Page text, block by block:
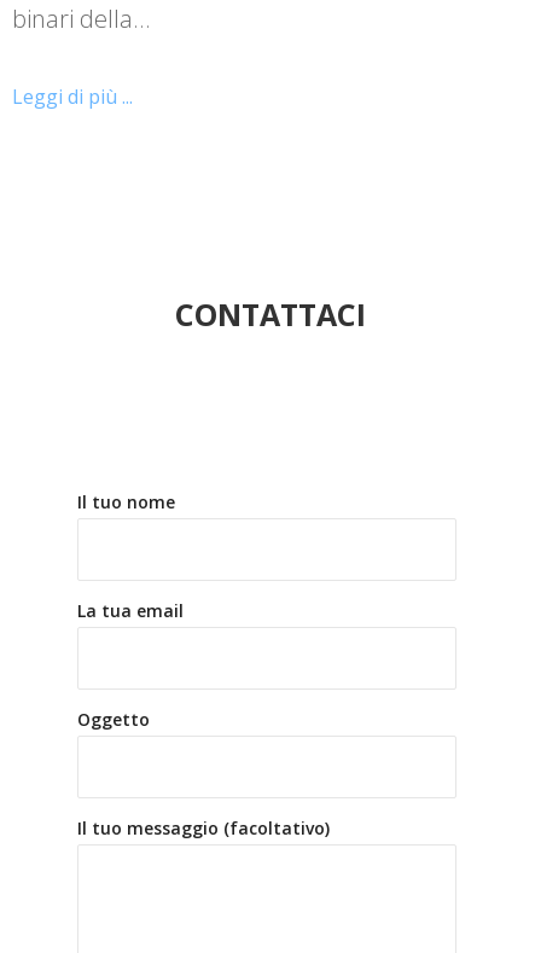
binari della…
Leggi di più ...
CONTATTACI
Il tuo nome
La tua email
Oggetto
Il tuo messaggio (facoltativo)